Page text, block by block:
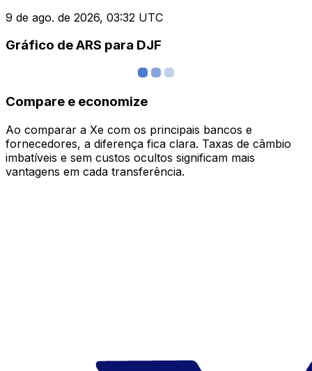
9 de ago. de 2026, 03:32 UTC
Gráfico de ARS para DJF
Compare e economize
Ao comparar a Xe com os principais bancos e
fornecedores, a diferença fica clara. Taxas de câmbio
imbatíveis e sem custos ocultos significam mais
vantagens em cada transferência.